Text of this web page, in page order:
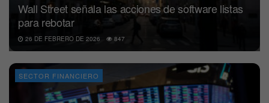
Wall Street señala las acciones de software listas
para rebotar
26 DE FEBRERO DE 2026 847
SECTOR FINANCIERO